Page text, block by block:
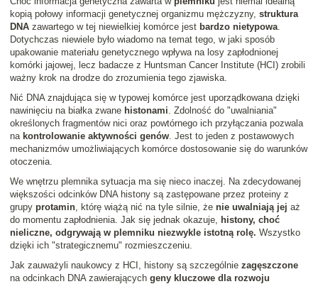
kopią połowy informacji genetycznej organizmu mężczyzny, struktura
DNA zawartego w tej niewielkiej komórce jest bardzo nietypowa
Dotychczas niewiele było wiadomo na temat tego, w jaki sposób
upakowanie materiału genetycznego wpływa na losy zapłodnionej
komórki jajowej, lecz badacze z Huntsman Cancer Institute (HCI) zrobili
ważny krok na drodze do zrozumienia tego zjawiska.
Nić DNA znajdująca się w typowej komórce jest uporządkowana dzięki
nawinięciu na białka zwane histonami . Zdolność do "uwalniania"
określonych fragmentów nici oraz powtórnego ich przyłączania pozwala
na kontrolowanie aktywności genów . Jest to jeden z postawowych
mechanizmów umożliwiających komórce dostosowanie się do warunków
otoczenia.
We wnętrzu plemnika sytuacja ma się nieco inaczej. Na zdecydowanej
większości odcinków DNA histony są zastępowane przez proteiny z
grupy protamin , którę wiążą nić na tyle silnie, że nie uwalniają jej aż
do momentu zapłodnienia. Jak się jednak okazuje,
histony, choć
nieliczne, odgrywają w plemniku niezwykle istotną rolę. Wszystko
dzięki ich "strategicznemu" rozmieszczeniu.
Jak zauważyli naukowcy z HCI, histony są szczególnie zagęszczone
na odcinkach DNA zawierających geny kluczowe dla rozwoju